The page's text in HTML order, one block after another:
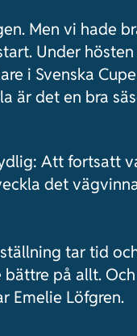
Men vi hade
Under
i Svenska
är det en bra
Att fortsatt
det
tar tid
på allt.
Emelie Löfgren.